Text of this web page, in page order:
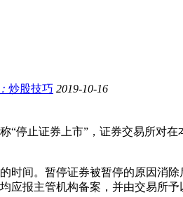
炒股技巧 2019-10-16
“停止证券上市”，证券交易所对
间。暂停证券被暂停的原因消除
应报主管机构备案，并由交易所